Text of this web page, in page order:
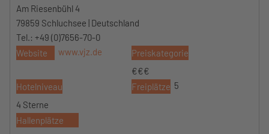
Am Riesenbühl 4
79859 Schluchsee | Deutschland
Tel.: +49 (0)7656-70-0
Website
www.vjz.de
Preiskategorie
€€€
Hotelniveau
4 Sterne
Freiplätze 5
Hallenplätze